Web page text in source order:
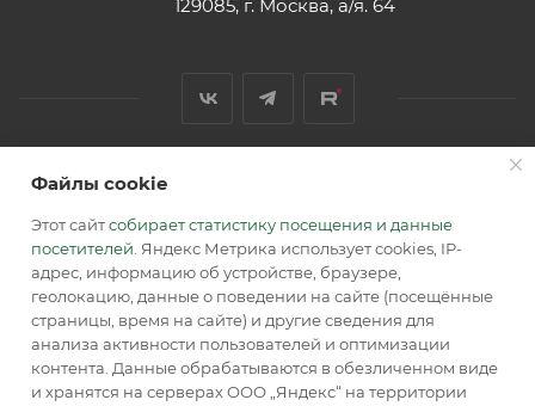
129085, г. Москва, а/я. 64
2026 © Обращаем Ваше внимание на то, что вся
информация, размещенная на сайте, носит
информационный характер и не является публичной
офертой, определяемой положениями Статьи 437 (2) ГК РФ.
Файлы cookie
Этот сайтсобирает статистику посещения и данные
посетителей . Яндекс Метрика использует cookies, IP-
адрес, информацию об устройстве, браузере,
геолокацию, данные о поведении на сайте (посещённые
страницы, время на сайте) и другие сведения для
анализа активности пользователей и оптимизации
контента. Данные обрабатываются в обезличенном виде
и хранятся на серверах ООО „Яндекс“ на территории